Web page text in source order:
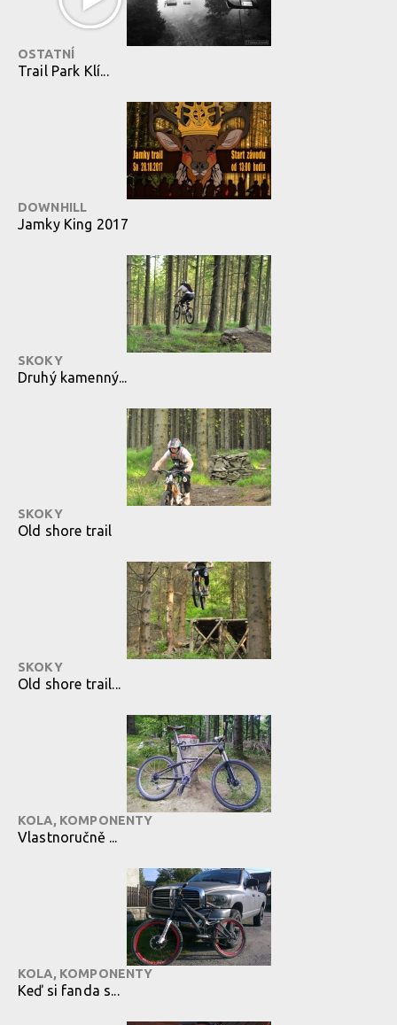
OSTATNÍ
Trail Park Klí...
DOWNHILL
Jamky King 2017
SKOKY
Druhý kamenný...
SKOKY
Old shore trail
SKOKY
Old shore trail...
KOLA, KOMPONENTY
Vlastnoručně ...
KOLA, KOMPONENTY
Keď si fanda s...